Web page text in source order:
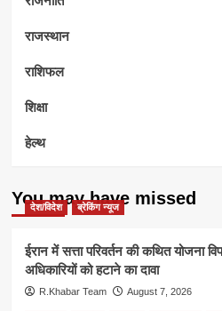
राजस्थान
राशिफल
शिक्षा
हेल्थ
You may have missed
देश/विदेश ब्रेकिंग न्यूज
ईरान में सत्ता परिवर्तन की कथित योजना
अधिकारियों को हटाने का दावा
R.Khabar Team August 7, 2026